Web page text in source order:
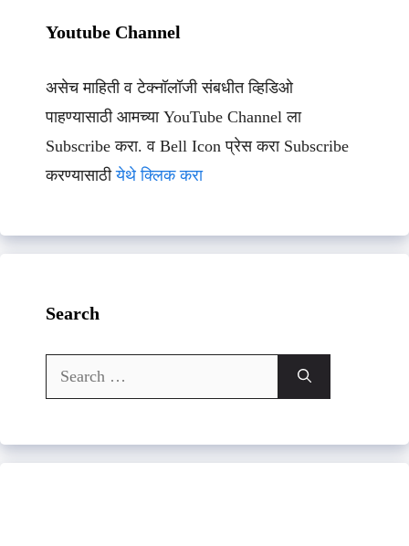
Youtube Channel
असेच माहिती व टेक्नॉलॉजी संबधीत व्हिडिओ
पाहण्यासाठी आमच्या YouTube Channel ला
Subscribe करा. व Bell Icon प्रेस करा Subscribe
करण्यासाठीयेथे क्लिक करा
Search
Search
for: